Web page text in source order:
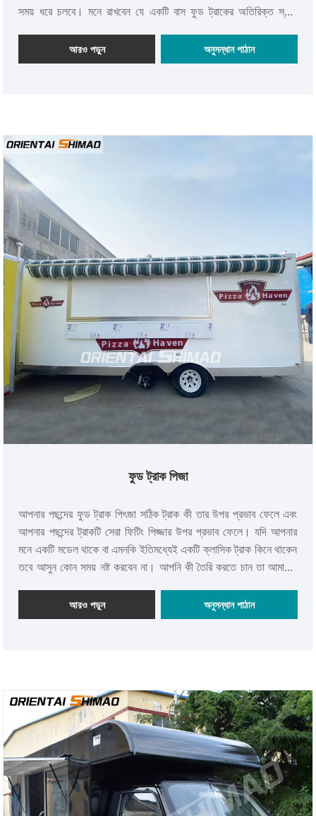
সময় ধরে চলবে। মনে রাখবেন যে একটি বাস ফুড ট্রাকের অতিরিক্ত স্থান
আইটেমগুলির জন্য অতিরিক্ত স্টোরেজ স্পেস ব্যবহার করে। যখন অন্যরা আসন
এবং টেবিল ইনস্টল করে যাতে গ্রাহকরা ইউনিটের ভিতরে খাবার উপভোগ করতে
আরও পড়ুন অনুসন্ধান পাঠান
ফুড ট্রাক পিজা
আপনার পছন্দের ফুড ট্রাক পিৎজা সঠিক ট্রাক কী তার উপর প্রভাব ফেলে এবং
আপনার পছন্দের ট্রাকটি সেরা ফিটিং পিজ্জার উপর প্রভাব ফেলে। যদি আপনার
মনে একটি মডেল থাকে বা এমনকি ইতিমধ্যেই একটি ক্লাসিক ট্রাক কিনে থাকেন
তবে আসুন কোন সময় নষ্ট করবেন না। আপনি কী তৈরি করতে চান তা আমাদের
পেতে পারি। এখনও পরামর্শ প্রয়োজন? যদিও আমরা তৈরি করা প্রতিটি পিৎজা
ট্রাক একটি 100% কাস্টম ইউনিট শুধুমাত্র সেই নির্দিষ্ট গ্রাহকের জন্য তৈরি,
আরও পড়ুন অনুসন্ধান পাঠান